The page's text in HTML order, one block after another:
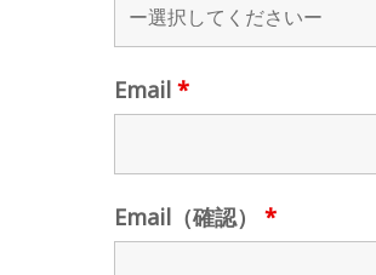
Email *
Email（確認） *